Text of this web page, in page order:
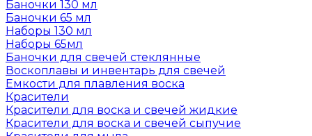
Баночки 130 мл
Баночки 65 мл
Наборы 130 мл
Наборы 65мл
Баночки для свечей стеклянные
Воскоплавы и инвентарь для свечей
Емкости для плавления воска
Красители
Красители для воска и свечей жидкие
Красители для воска и свечей сыпучие